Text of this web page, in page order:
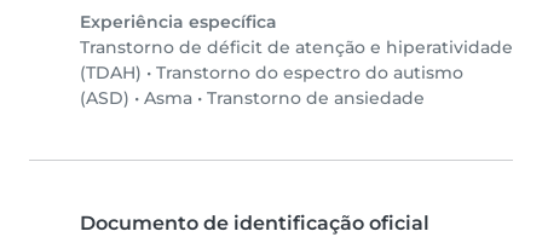
Experiência específica
Transtorno de déficit de atenção e hiperatividade
(TDAH) • Transtorno do espectro do autismo
(ASD) • Asma • Transtorno de ansiedade
Documento de identificação oficial